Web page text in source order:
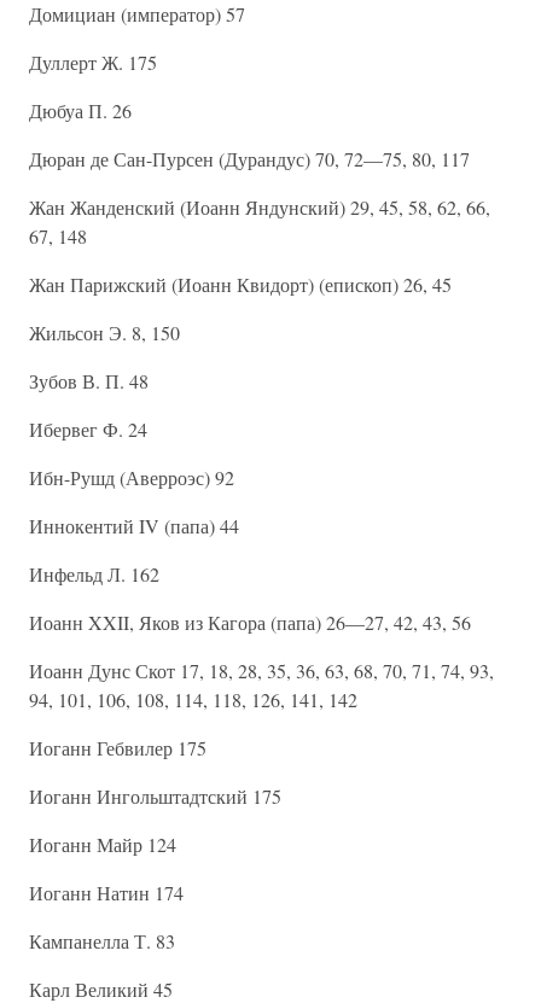
Домициан (император) 57
Дуллерт Ж. 175
Дюбуа П. 26
Дюран де Сан-Пурсен (Дурандус) 70, 72—75, 80, 117
Жан Жанденский (Иоанн Яндунский) 29, 45, 58, 62, 66,
67, 148
Жан Парижский (Иоанн Квидорт) (епископ) 26, 45
Жильсон Э. 8, 150
Зубов В. П. 48
Ибервег Ф. 24
Ибн-Рушд (Аверроэс) 92
Иннокентий IV (папа) 44
Инфельд Л. 162
Иоанн XXII, Яков из Кагора (папа) 26—27, 42, 43, 56
Иоанн Дунс Скот 17, 18, 28, 35, 36, 63, 68, 70, 71, 74, 93,
94, 101, 106, 108, 114, 118, 126, 141, 142
Иоганн Гебвилер 175
Иоганн Ингольштадтский 175
Иоганн Майр 124
Иоганн Натин 174
Кампанелла Т. 83
Карл Великий 45